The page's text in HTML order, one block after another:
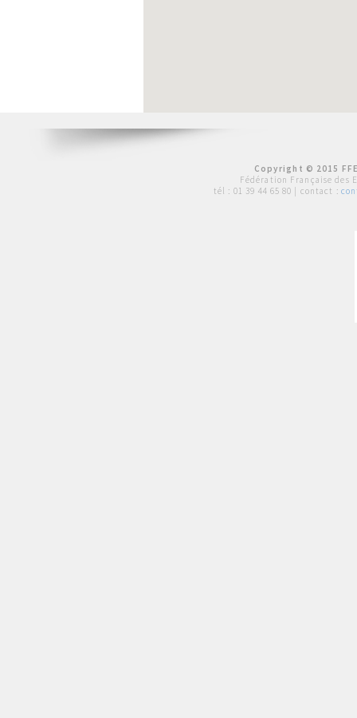
Copyright © 2015
Fédération Française des
tél : 01 39 44 65 80 | contact :